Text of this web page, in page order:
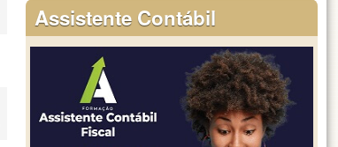
Assistente Contábil